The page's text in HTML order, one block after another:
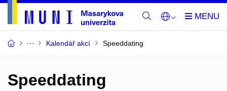
Kalendář akcí Speeddating
Speeddating